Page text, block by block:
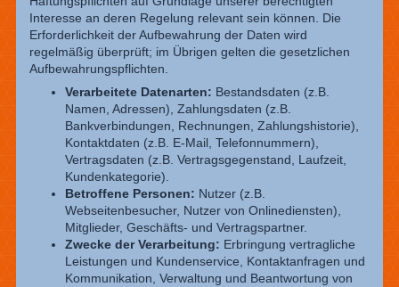
Interesse an deren Regelung relevant sein können. Die
Erforderlichkeit der Aufbewahrung der Daten wird
regelmäßig überprüft; im Übrigen gelten die gesetzlichen
Aufbewahrungspflichten.
Verarbeitete Datenarten: Bestandsdaten (z.B.
Namen, Adressen), Zahlungsdaten (z.B.
Bankverbindungen, Rechnungen, Zahlungshistorie),
Kontaktdaten (z.B. E-Mail, Telefonnummern),
Vertragsdaten (z.B. Vertragsgegenstand, Laufzeit,
Kundenkategorie).
Betroffene Personen: Nutzer (z.B.
Webseitenbesucher, Nutzer von Onlinediensten),
Mitglieder, Geschäfts- und Vertragspartner.
Zwecke der Verarbeitung: Erbringung vertragliche
Leistungen und Kundenservice, Kontaktanfragen und
Kommunikation, Verwaltung und Beantwortung von